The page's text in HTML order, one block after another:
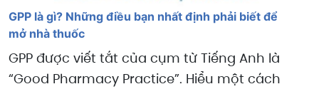
GPP là gì? Những điều bạn nhất định phải biết để
mở nhà thuốc
GPP được viết tắt của cụm từ Tiếng Anh là
“Good Pharmacy Practice”. Hiểu một cách